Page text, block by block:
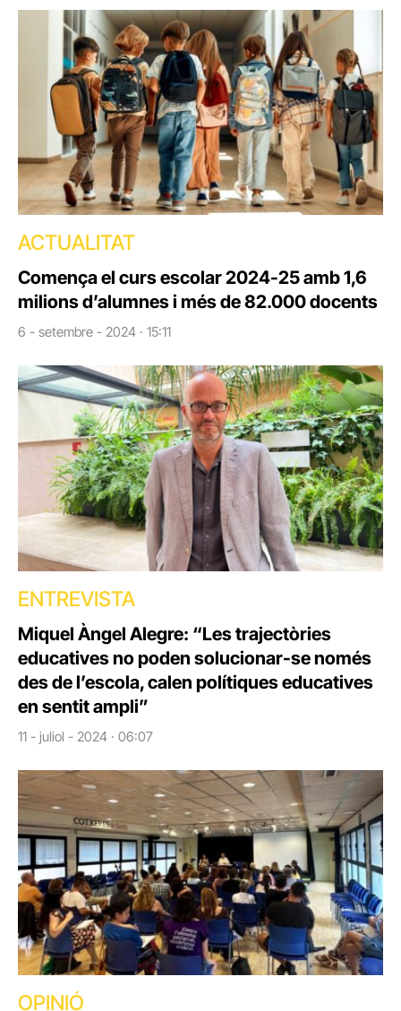
ACTUALITAT
Comença el curs escolar 2024-25 amb 1,6
milions d’alumnes i més de 82.000 docents
6 - setembre - 2024 · 15:11
ENTREVISTA
Miquel Àngel Alegre: “Les trajectòries
educatives no poden solucionar-se només
des de l’escola, calen polítiques educatives
en sentit ampli”
11 - juliol - 2024 · 06:07
OPINIÓ